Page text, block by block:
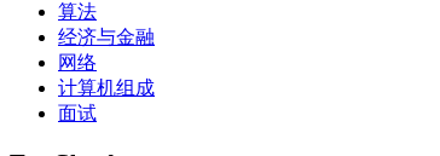
算法
经济与金融
网络
计算机组成
面试